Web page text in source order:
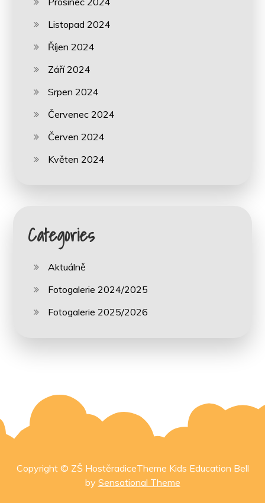
Listopad 2024
Říjen 2024
Září 2024
Srpen 2024
Červenec 2024
Červen 2024
Květen 2024
Categories
Aktuálně
Fotogalerie 2024/2025
Fotogalerie 2025/2026
Copyright © ZŠ HostěradiceTheme Kids Education Bell
by Sensational Theme